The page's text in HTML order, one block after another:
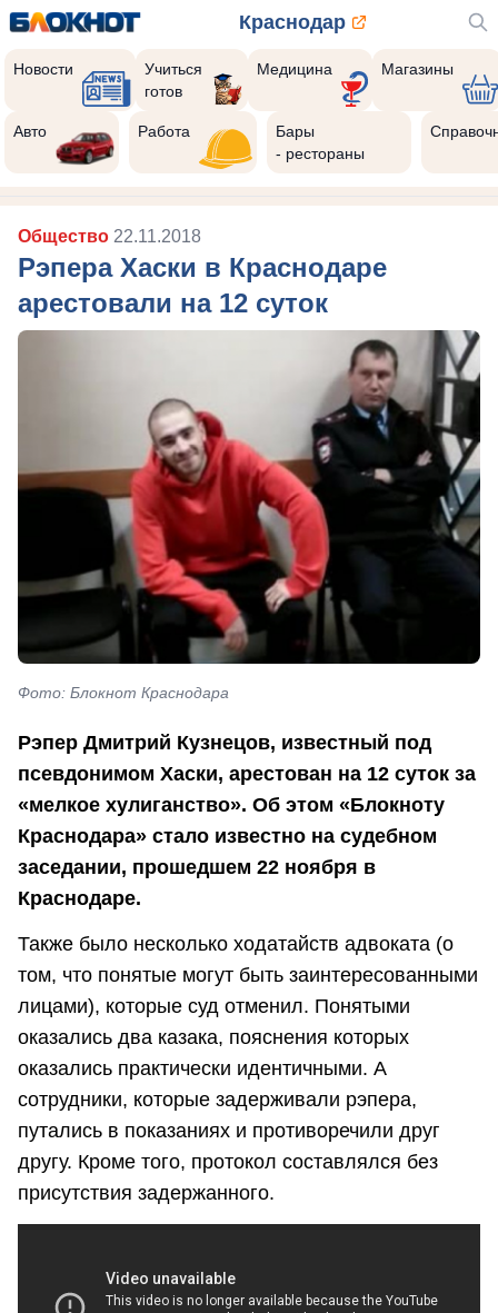
Краснодар
Новости
Учиться
готов
Медицина Магазины
Авто Работа
Бары
- рестораны
Общество 22.11.2018
Рэпера Хаски в Краснодаре
арестовали на 12 суток
Фото: Блокнот Краснодара
Рэпер Дмитрий Кузнецов, известный под
псевдонимом Хаски, арестован на 12 суток за
«мелкое хулиганство». Об этом «Блокноту
Краснодара» стало известно на судебном
заседании, прошедшем 22 ноября в
Краснодаре.
Также было несколько ходатайств адвоката (о
том, что понятые могут быть заинтересованными
лицами), которые суд отменил. Понятыми
оказались два казака, пояснения которых
оказались практически идентичными. А
сотрудники, которые задерживали рэпера,
путались в показаниях и противоречили друг
другу. Кроме того, протокол составлялся без
присутствия задержанного.